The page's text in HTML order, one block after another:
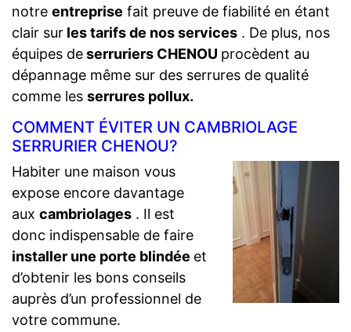
notre entreprise fait preuve de fiabilité en étant
clair sur les tarifs de nos services . De plus, nos
équipes deserruriers CHENOU procèdent au
dépannage même sur des serrures de qualité
comme les serrures pollux.
COMMENT ÉVITER UN CAMBRIOLAGE
SERRURIER CHENOU?
Habiter une maison vous
expose encore davantage
aux cambriolages . Il est
donc indispensable de faire
installer une porte blindée et
d’obtenir les bons conseils
auprès d’un professionnel de
votre commune.